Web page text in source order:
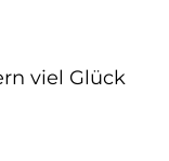
viel Glück